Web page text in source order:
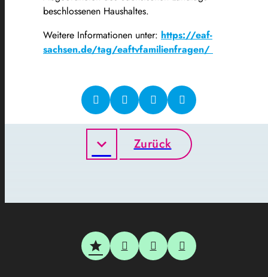
beschlossenen Haushaltes.
Weitere Informationen unter: https://eaf-
sachsen.de/tag/eaftvfamilienfragen/
Zurück